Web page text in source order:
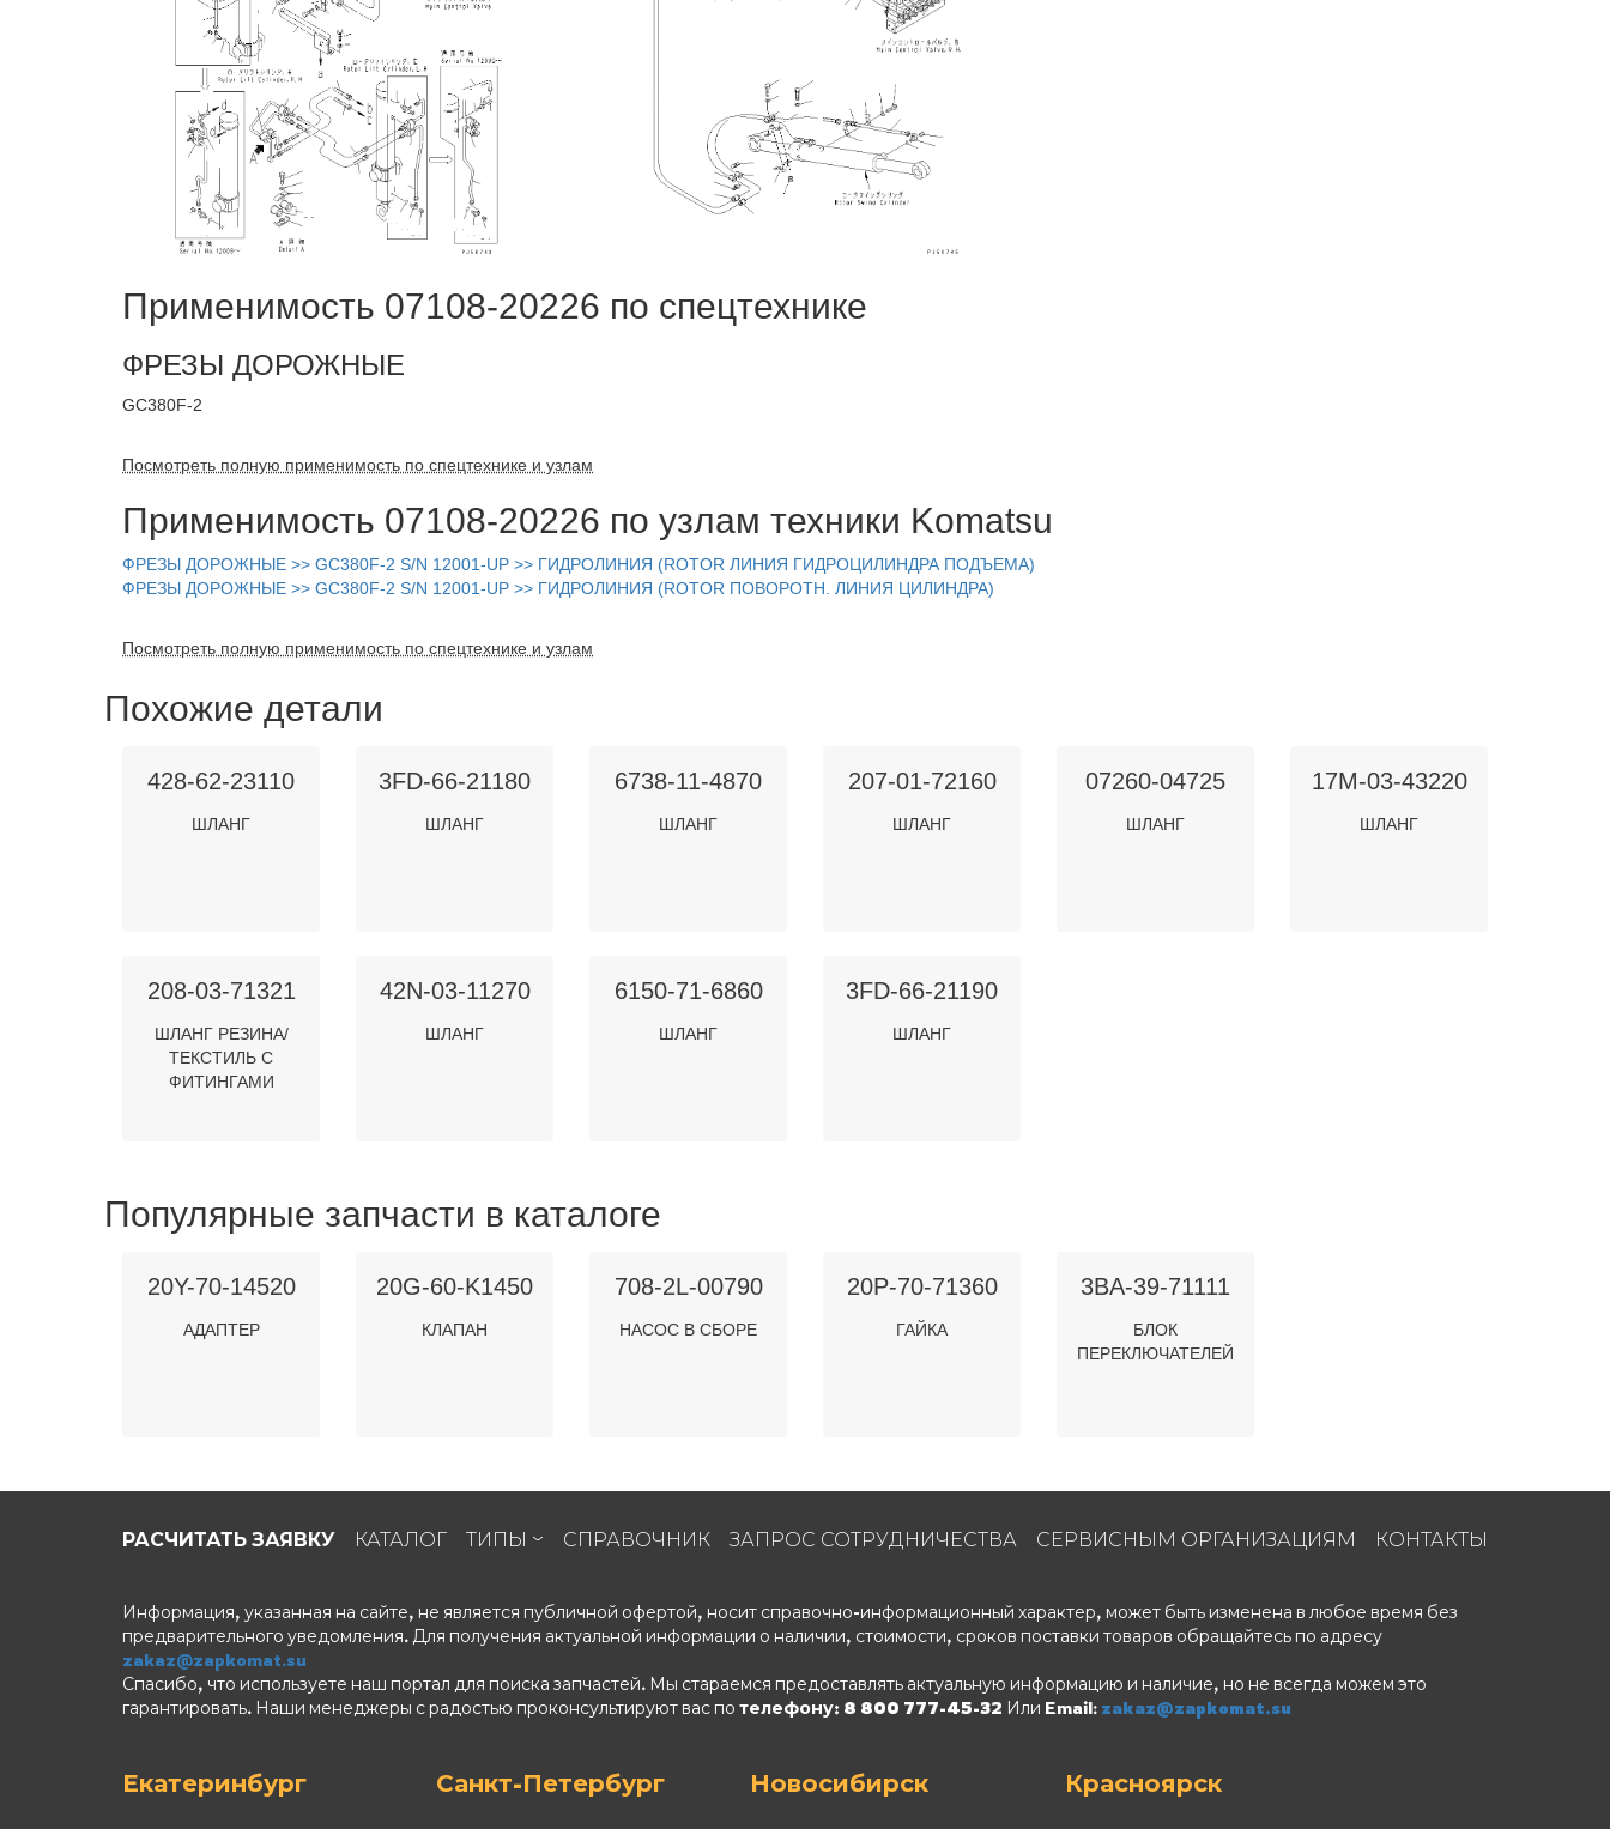
Применимость 07108-20226 по спецтехнике
ФРЕЗЫ ДОРОЖНЫЕ
GC380F-2
Посмотреть полную применимость по спецтехнике и узлам
Применимость 07108-20226 по узлам техники Komatsu
ФРЕЗЫ ДОРОЖНЫЕ >> GC380F-2 S/N 12001-UP >> ГИДРОЛИНИЯ (ROTOR ЛИНИЯ ГИДРОЦИЛИНДРА ПОДЪЕМА)
ФРЕЗЫ ДОРОЖНЫЕ >> GC380F-2 S/N 12001-UP >> ГИДРОЛИНИЯ (ROTOR ПОВОРОТН. ЛИНИЯ ЦИЛИНДРА)
Посмотреть полную применимость по спецтехнике и узлам
Похожие детали
428-62-23110
ШЛАНГ
3FD-66-21180
ШЛАНГ
6738-11-4870
ШЛАНГ
207-01-72160
ШЛАНГ
07260-04725
ШЛАНГ
17M-03-43220
ШЛАНГ
208-03-71321
ШЛАНГ РЕЗИНА/
ТЕКСТИЛЬ С
ФИТИНГАМИ
42N-03-11270
ШЛАНГ
6150-71-6860
ШЛАНГ
3FD-66-21190
ШЛАНГ
Популярные запчасти в каталоге
20Y-70-14520
АДАПТЕР
20G-60-K1450
КЛАПАН
708-2L-00790
НАСОС В СБОРЕ
20P-70-71360
ГАЙКА
3BA-39-71111
БЛОК
ПЕРЕКЛЮЧАТЕЛЕЙ
РАСЧИТАТЬ ЗАЯВКУ КАТАЛОГ ТИПЫ СПРАВОЧНИК ЗАПРОС СОТРУДНИЧЕСТВА СЕРВИСНЫМ ОРГАНИЗАЦИЯМ КОНТАКТЫ
Информация, указанная на сайте, не является публичной офертой, носит справочно-информационный характер, может быть изменена в любое время без
предварительного уведомления. Для получения актуальной информации о наличии, стоимости, сроков поставки товаров обращайтесь по адресу
zakaz@zapkomat.su
Спасибо, что используете наш портал для поиска запчастей. Мы стараемся предоставлять актуальную информацию и наличие, но не всегда можем это
гарантировать. Наши менеджеры с радостью проконсультируют вас по телефону: 8 800 777-45-32 Или Email: zakaz@zapkomat.su
Екатеринбург Санкт-Петербург Новосибирск Красноярск